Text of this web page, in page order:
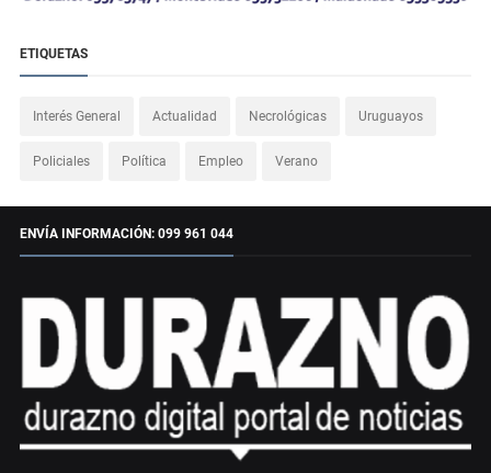
ETIQUETAS
Interés General Actualidad Necrológicas Uruguayos
Policiales Política Empleo Verano
ENVÍA INFORMACIÓN: 099 961 044